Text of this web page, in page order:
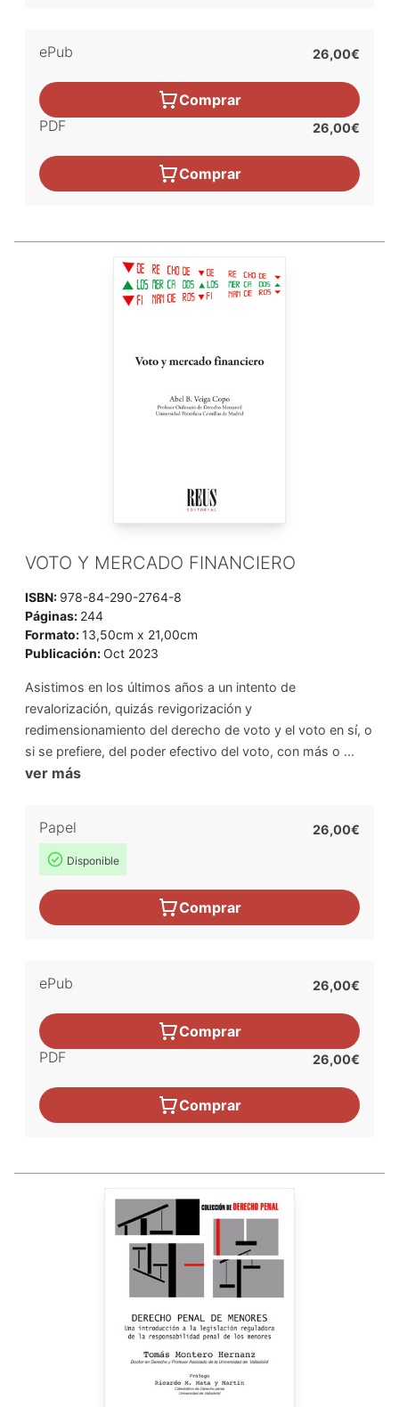
ePub 26,00€
Comprar
PDF
26,00€
Comprar
VOTO Y MERCADO FINANCIERO
ISBN: 978-84-290-2764-8
Páginas: 244
Formato:13,50cm x 21,00cm
Publicación:Oct 2023
Asistimos en los últimos años a un intento de
revalorización, quizás revigorización y
redimensionamiento del derecho de voto y el voto en sí, o
si se prefiere, del poder efectivo del voto, con más o ...
ver más
Papel
Disponible
26,00€
Comprar
ePub 26,00€
Comprar
PDF
26,00€
Comprar